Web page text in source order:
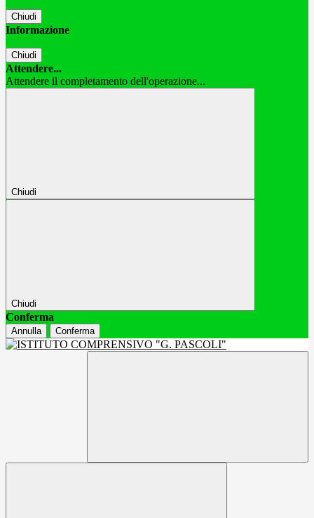
Chiudi
Informazione
Chiudi
Attendere...
Attendere il completamento dell'operazione...
Chiudi
Chiudi
Conferma
Annulla Conferma